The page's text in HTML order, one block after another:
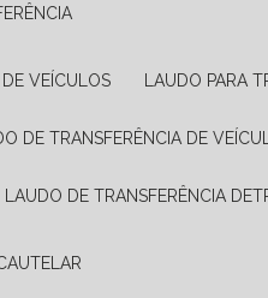
DE VEÍCULOS LAUDO PARA
DE TRANSFERÊNCIA DE
LAUDO DE TRANSFERÊNCIA